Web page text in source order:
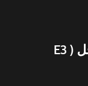
حذاء تزلج بعجلات ماركة فلاينج إيجل ( E3